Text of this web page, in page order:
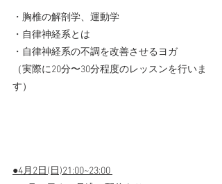
・胸椎の解剖学、運動学
・自律神経系とは
・自律神経系の不調を改善させるヨガ
（実際に20分〜30分程度のレッスンを行いま
す）
●4月2日(日)21:00~23:00